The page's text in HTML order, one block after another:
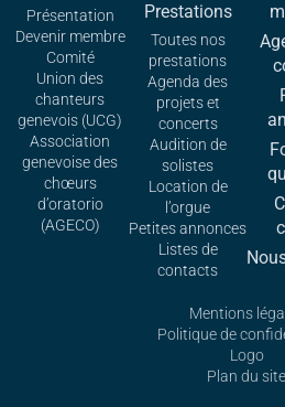
Présentation
Devenir membre
Comité
Union des
chanteurs
genevois (UCG)
Association
genevoise des
chœurs
d’oratorio
(AGECO)
Prestations
Toutes nos
prestations
Agenda des
projets et
concerts
Audition de
solistes
Location de
l’orgue
Petites annonces
Listes de
contacts
Mentions
Politique de
Logo
Plan du site